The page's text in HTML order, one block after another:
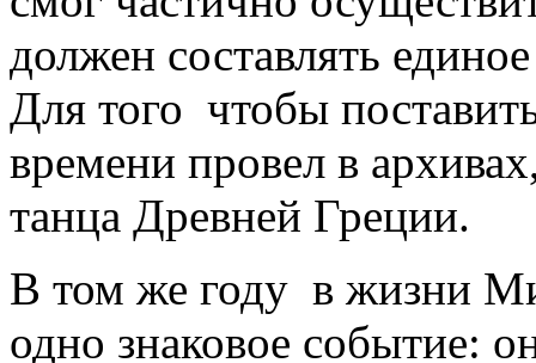
должен составлять
Для того чтобы
времени провел в
танца Древней Греции.
В том же году в жизни
одно знаковое событие: